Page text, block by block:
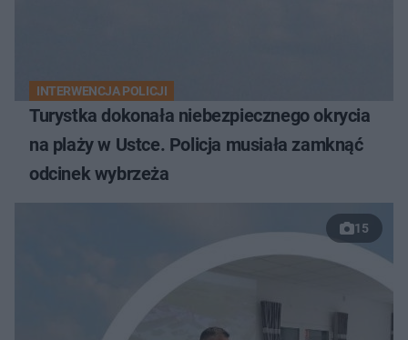
INTERWENCJA POLICJI
Turystka dokonała niebezpiecznego okrycia
na plaży w Ustce. Policja musiała zamknąć
odcinek wybrzeża
15